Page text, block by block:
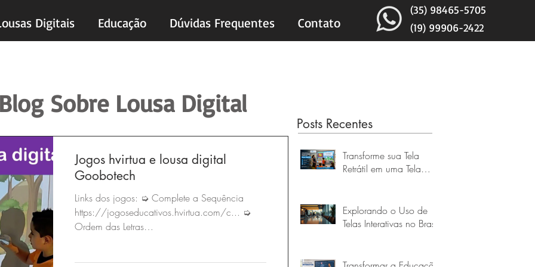
Digitais Educação Dúvidas Frequentes Contato
(35) 98465-5705
(19) 99906-2422
Sobre Lousa Digital
Posts Recentes
Jogos hvirtua e lousa digital
Goobotech
Links dos jogos: ➭ Complete a Sequência
https://jogoseducativos.hvirtua.com/c... ➭
Ordem das Letras
Transforme sua Tela
Retrátil em uma Tela
Explorando o Uso de
Telas Interativas no Brasil